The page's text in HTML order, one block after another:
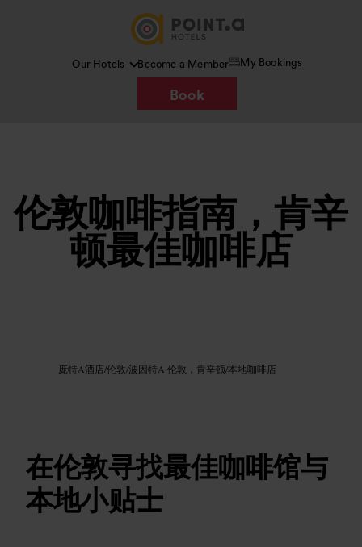
Our Hotels Become a Member My Bookings
Book
伦敦咖啡指南，肯辛
顿最佳咖啡店
庞特A酒店/伦敦/波因特A 伦敦，肯辛顿/本地咖啡店
在伦敦寻找最佳咖啡馆与
本地小贴士